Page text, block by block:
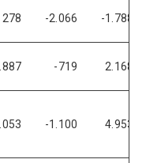
278 -2.066 -1.788
-719 2.168
-1.100 4.953